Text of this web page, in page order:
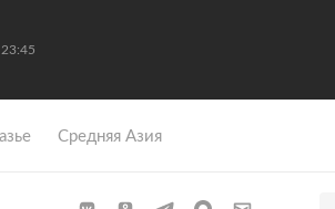
23:45
Средняя Азия